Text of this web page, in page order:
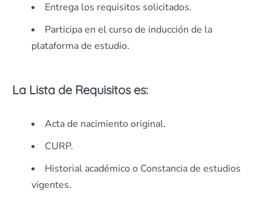
Entrega los requisitos solicitados.
Participa en el curso de inducción de la
plataforma de estudio.
La Lista de Requisitos es:
Acta de nacimiento original.
CURP.
Historial académico o Constancia de estudios
vigentes.